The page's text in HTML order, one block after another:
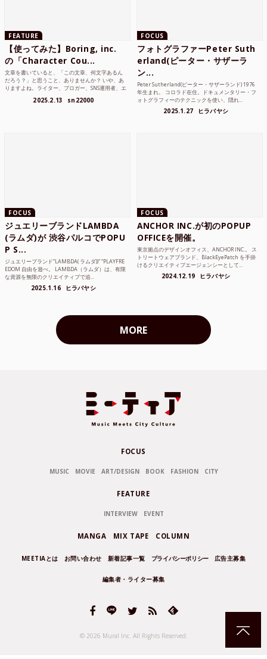
FEATURE
【使ってみた】Boring, inc.
の「Character Cou...
文章を書いていると、「この文章、何文字あるん
だろう？」と思うこと、ありませんか？ いや、あ
りますよね。ライター、ブロガー、SNS運用者、エ
2025.2.13 sn22000
FOCUS
フォトグラファーPeter Suth
erland(ピーター・サザーラ
ン...
Peter Sutherland(ピーター・サザーランド) 1976
年生まれ。 コロラド在住。ドキュメンタリー・フ
ォトグラフィーのテクニックを使い、隠れ...
2025.1.27 ヒラバヤシ
FOCUS
ジュエリーブランドLAMBDA
(ラムダ)が 渋谷パルコでPOPU
P S...
ジュエリーブランド“LAMBDA( ラムダ))” “PLAYFRE
EDOM 自由を遊べ。 LAMBDA（ラムダ）は、有限
な資源を無限のクリエイティブで追...
2025.1.16 ヒラバヤシ
FOCUS
ANCHOR INC.が初のPOPUP
OFFICEを開催。
東京拠点のデザインオフィス、ANCHOR INC.。 ス
トリートウェアブランド、BlackEyePatch を手掛
けるクリエイティブエージェンシーとして...
2024.12.19 ヒラバヤシ
MORE
FOCUS
MUSIC MOVIE ART/DESIGN BOOK FASHION CITY
FEATURE
INTERVIEW EVENT
MANGA MIX TAPE COLUMN
MEETIAとは お問い合わせ 新着記事一覧 プライバシーポリシー 広告主募集
編集者・ライター募集
© 2026 Mural Inc. All Rights Reserved.